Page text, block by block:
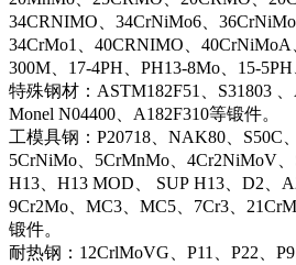
34CRNIMO、34CrNiMo6、
34CrMo1、40CRNIMO、40CrNiMoA
300M、17-4PH、PH13-8Mo、15-5PH
特殊钢材：ASTM182F51、S31803 、
Monel N04400、A182F310等锻件。
工模具钢：P20718、NAK80、S50C
5CrNiMo、5CrMnMo、4Cr2NiMoV、
H13、H13 MOD、 SUP H13、D2、
9Cr2Mo、MC3、MC5、7Cr3、
锻件。
耐热钢：12CrlMoVG、P11、P22、